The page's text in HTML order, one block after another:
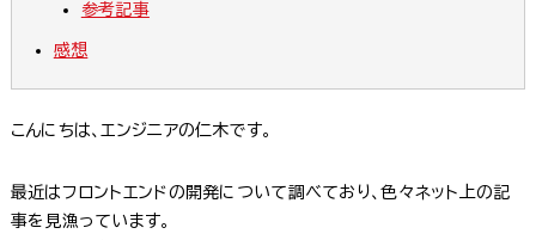
参考記事
感想
こんにちは、エンジニアの仁木です。
最近はフロントエンドの開発について調べており、色々ネット上の記
事を見漁っています。